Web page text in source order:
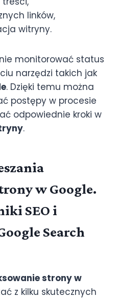
linków,
witryny.
monitorować status
narzędzi takich jak
. Dzięki temu można
postępy w procesie
odpowiednie kroki w
.
w Google.
SEO i
Search
strony w
z kilku skutecznych